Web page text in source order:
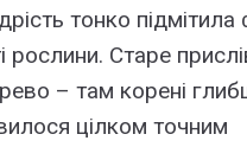
тонко підмітила
рослини. Старе
– там корені
цілком точним